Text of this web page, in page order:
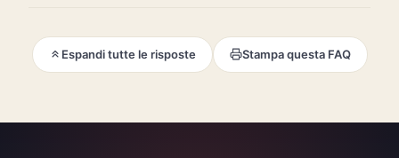
Espandi tutte le risposte Stampa questa FAQ